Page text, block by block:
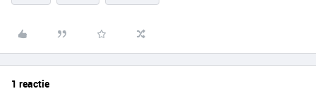
1 reactie